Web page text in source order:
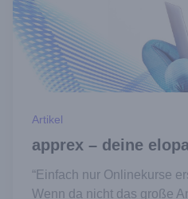
Artikel
apprex – deine
“Einfach nur Onlinekurse
Wenn da nicht das große